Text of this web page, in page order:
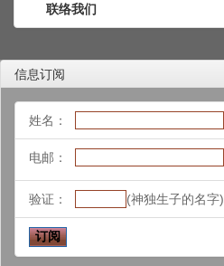
联络我们
信息订阅
姓名：
电邮：
验证： (神独生子的名字)